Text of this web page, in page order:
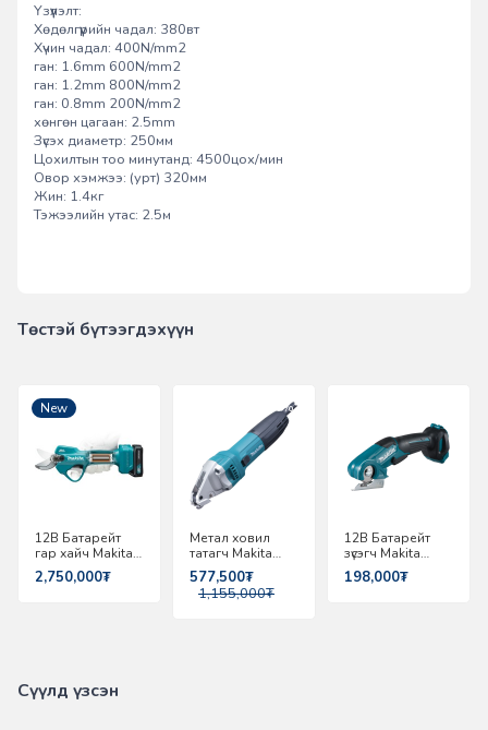
Үзүүлэлт:
Хөдөлгүүрийн чадал: 380вт
Хүчин чадал: 400N/mm2
ган: 1.6mm 600N/mm2
ган: 1.2mm 800N/mm2
ган: 0.8mm 200N/mm2
хөнгөн цагаан: 2.5mm
Зүсэх диаметр: 250мм
Цохилтын тоо минутанд: 4500цох/мин
Овор хэмжээ: (урт) 320мм
Жин: 1.4кг
Тэжээлийн утас: 2.5м
Төстэй бүтээгдэхүүн
New
12В Батарейт
гар хайч Makita
UP100DZ
2,750,000₮
50%
Метал ховил
татагч Makita
JS1601
577,500₮
1,155,000₮
12В Батарейт
зүсэгч Makita
CP100DZ
198,000₮
Сүүлд үзсэн